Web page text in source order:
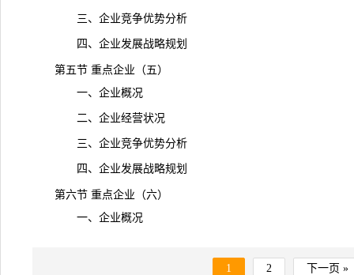
三、企业竞争优势分析
四、企业发展战略规划
第五节 重点企业（五）
一、企业概况
二、企业经营状况
三、企业竞争优势分析
四、企业发展战略规划
第六节 重点企业（六）
一、企业概况
1 2 下一页 »